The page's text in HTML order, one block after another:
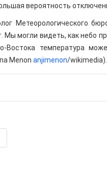
вероятность
Метеорологического
Мы могли видеть, как небо
Востока температура
Menon anjimenon/wikimedia).